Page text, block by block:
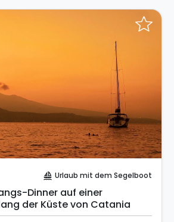
sailing Urlaub mit dem Segelboot
Dinner auf einer
der Küste von Catania